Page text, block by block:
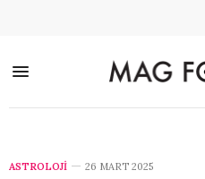
ASTROLOJİ 26 MART 2025